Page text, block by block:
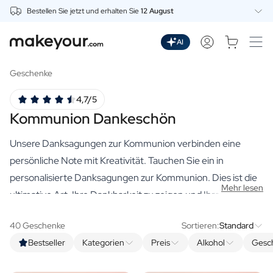
Bestellen Sie jetzt und erhalten Sie12 August
Getränke
Personalisierter Gin
Personalisierter Wodka
Personalisierter Rum
Personalisierter Wermut
Personalisierter Spritz
Personalisierter Tequila
Biere
Personalisierter Rotwein
AI
Geschenke
Kommunion Dankeschön
4,7/5
Unsere Danksagungen zur Kommunion verbinden eine
persönliche Note mit Kreativität. Tauchen Sie ein in
personalisierte Danksagungen zur Kommunion. Dies ist die
ultimative Art, Ihre Dankbarkeit zu zeigen und Ihren Gästen
Kommunikanten zu schenken.
Mehr lesen
Bestseller Kategorien Preis Alkohol
40 Geschenke Sortieren:Standard